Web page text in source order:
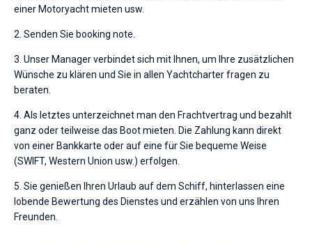
einer Motoryacht mieten usw.
2. Senden Sie booking note.
3. Unser Manager verbindet sich mit Ihnen, um Ihre zusätzlichen
Wünsche zu klären und Sie in allen Yachtcharter fragen zu
beraten.
4. Als letztes unterzeichnet man den Frachtvertrag und bezahlt
ganz oder teilweise das Boot mieten. Die Zahlung kann direkt
von einer Bankkarte oder auf eine für Sie bequeme Weise
(SWIFT, Western Union usw.) erfolgen.
5. Sie genießen Ihren Urlaub auf dem Schiff, hinterlassen eine
lobende Bewertung des Dienstes und erzählen von uns Ihren
Freunden.